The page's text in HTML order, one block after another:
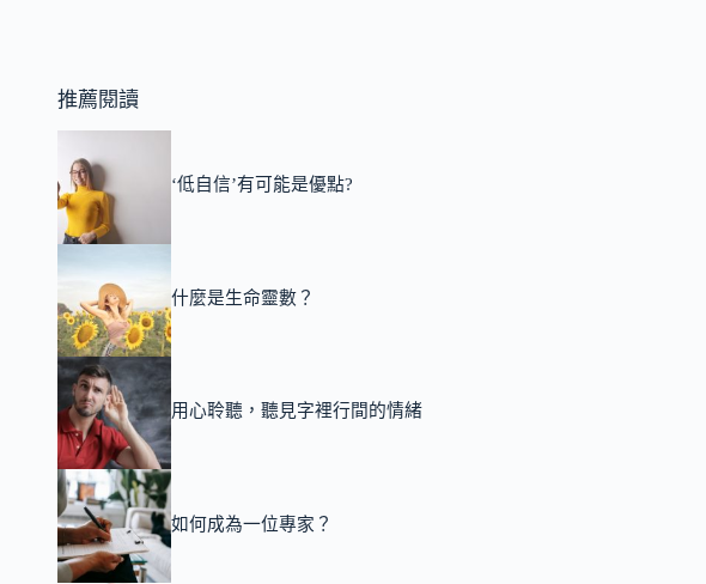
推薦閱讀
‘低自信’有可能是優點?
什麼是生命靈數？
用心聆聽，聽見字裡行間的情緒
如何成為一位專家？